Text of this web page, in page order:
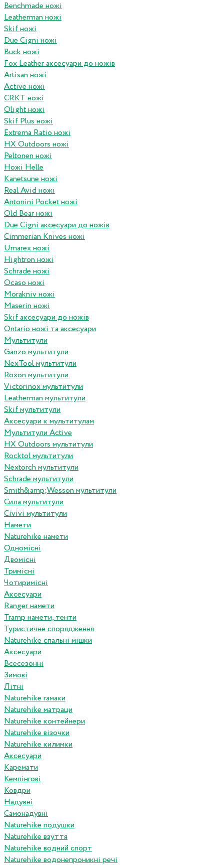
Benchmade ножі
Leatherman ножі
Skif ножі
Due Cigni ножі
Buck ножі
Fox Leather аксесуари до ножів
Artisan ножі
Active ножі
CRKT ножі
Olight ножі
Skif Plus ножі
Extrema Ratio ножі
HX Outdoors ножі
Peltonen ножі
Ножі Helle
Kanetsune ножі
Real Avid ножі
Antonini Pocket ножі
Old Bear ножі
Due Cigni аксесуари до ножів
Cimmerian Knives ножі
Umarex ножі
Hightron ножі
Schrade ножі
Ocaso ножі
Morakniv ножі
Maserin ножі
Skif аксесуари до ножів
Ontario ножі та аксесуари
Мультитули
Ganzo мультитули
NexTool мультитули
Roxon мультитули
Victorinox мультитули
Leatherman мультитули
Skif мультитули
Аксесуари к мультитулам
Мультитули Active
HX Outdoors мультитули
Rocktol мультитули
Nextorch мультитули
Schrade мультитули
Smith&amp;Wesson мультитули
Сила мультитули
Civivi мультитули
Намети
Naturehike намети
Одномісні
Двомісні
Тримісні
Чотиримісні
Аксесуари
Ranger намети
Tramp намети, тенти
Туристичне спорядження
Naturehike спальні мішки
Аксесуари
Всесезонні
Зимові
Літні
Naturehike гамаки
Naturehike матраци
Naturehike контейнери
Naturehike візочки
Naturehike килимки
Аксесуари
Каремати
Кемпінгові
Ковдри
Надувні
Самонадувні
Naturehike подушки
Naturehike взуття
Naturehike водний спорт
Naturehike водонепроникні речі